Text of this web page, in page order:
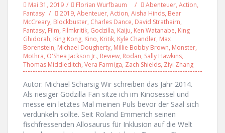
Mai 31, 2019 Florian Wurfbaum Abenteuer, Action,
Fantasy
2019, Abenteuer, Action, Aisha Hinds, Bear
McCreary, Blockbuster, Charles Dance, David Strathairn,
Fantasy, Film, Filmkritik, Godzilla, Kaiju, Ken Watanabe, King
Ghidorah, King Kong, Kino, Kritik, Kyle Chandler, Max
Borenstein, Michael Dougherty, Millie Bobby Brown, Monster,
Mothra, O'Shea Jackson Jr., Review, Rodan, Sally Hawkins,
Thomas Middleditch, Vera Farmiga, Zach Shields, Ziyi Zhang
Autor: Michael Scharsig Wir schreiben das Jahr 2014.
Als riesiger Godzilla Fan sitze ich im Kinosessel und
messe ein letztes Mal meinen Puls bevor der Saal sich
verdunkeln sollte. Seit Roland Emmerich seinen
fischfressenden Allosaurus für Inklusion auf die Welt